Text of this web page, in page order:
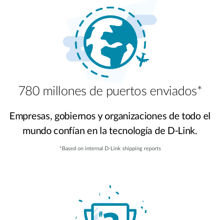
780 millones de puertos enviados*
Empresas, gobiernos y organizaciones de todo el
mundo confían en la tecnología de D-Link.
*Based on internal D-Link shipping reports